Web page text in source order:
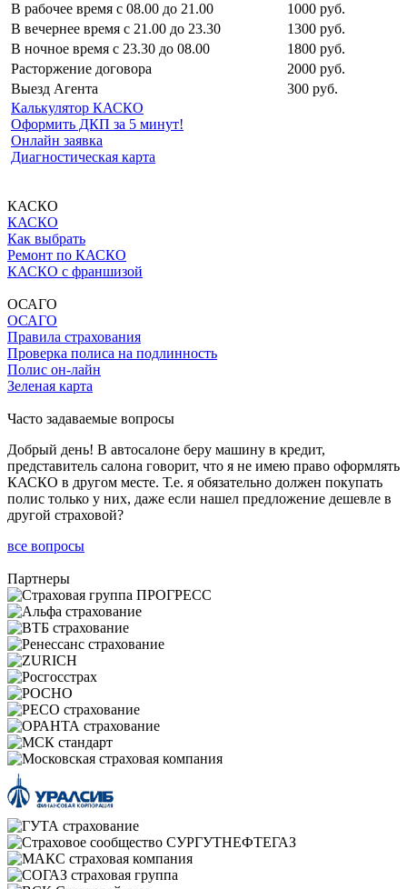
В рабочее время с 08.00 до 21.00
1000 руб.
В вечернее время с 21.00 до 23.30
1300 руб.
В ночное время с 23.30 до 08.00
1800 руб.
Расторжение договора
2000 руб.
Выезд Агента
300 руб.
Калькулятор КАСКО
Оформить ДКП за 5 минут!
Онлайн заявка
Диагностическая карта
КАСКО
КАСКО
Как выбрать
Ремонт по КАСКО
КАСКО с франшизой
ОСАГО
ОСАГО
Правила страхования
Проверка полиса на подлинность
Полис он-лайн
Зеленая карта
Часто задаваемые вопросы
Добрый день! В автосалоне беру машину в кредит,
представитель салона говорит, что я не имею право оформлять
КАСКО в другом месте. Т.е. я обязательно должен покупать
полис только у них, даже если нашел предложение дешевле в
другой страховой?
все вопросы
Партнеры